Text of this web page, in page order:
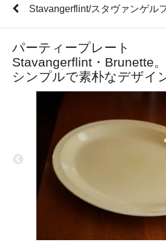
Stavangerflint/スタヴァンゲル
パーティープレート
Stavangerflint・Brunette。
シンプルで素朴なデザイ